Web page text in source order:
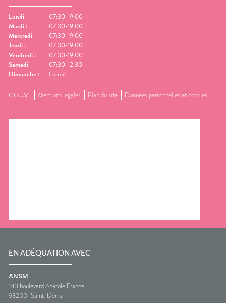
Lundi :
07:30-19:00
Mardi :
07:30-19:00
Mercredi :
07:30-19:00
Jeudi :
07:30-19:00
Vendredi :
07:30-19:00
Samedi :
07:30-12:30
Dimanche : Fermé
CGUVL Mentions légales Plan du site Données personnelles et cookies
EN ADÉQUATION AVEC
ANSM
143 boulevard Anatole France
93200 Saint-Denis